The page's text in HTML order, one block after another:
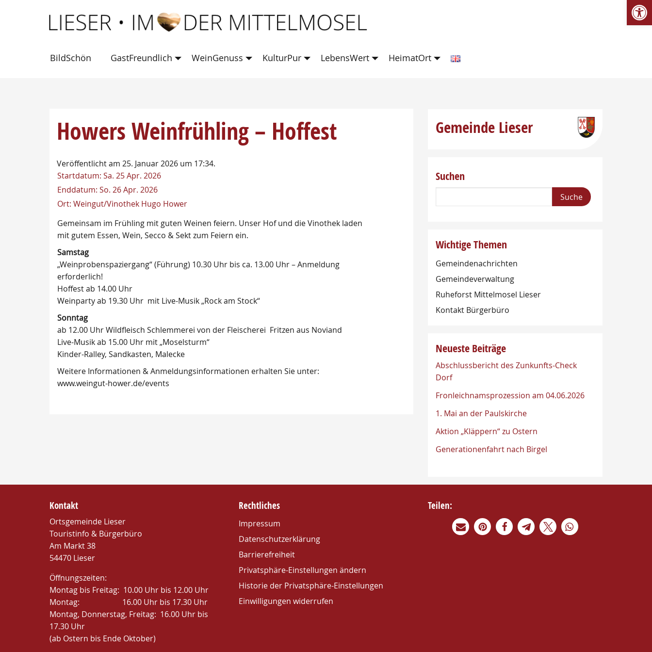
BildSchön GastFreundlich WeinGenuss KulturPur LebensWert HeimatOrt
Howers Weinfrühling – Hoffest
Veröffentlicht am 25. Januar 2026 um 17:34.
Startdatum: Sa. 25 Apr. 2026
Enddatum: So. 26 Apr. 2026
Ort: Weingut/Vinothek Hugo Hower
Gemeinsam im Frühling mit guten Weinen feiern. Unser Hof und die Vinothek laden
mit gutem Essen, Wein, Secco & Sekt zum Feiern ein.
Samstag
„Weinprobenspaziergang“ (Führung) 10.30 Uhr bis ca. 13.00 Uhr – Anmeldung
erforderlich!
Hoffest ab 14.00 Uhr
Weinparty ab 19.30 Uhr mit Live-Musik „Rock am Stock“
Sonntag
ab 12.00 Uhr Wildfleisch Schlemmerei von der Fleischerei Fritzen aus Noviand
Live-Musik ab 15.00 Uhr mit „Moselsturm“
Kinder-Ralley, Sandkasten, Malecke
Weitere Informationen & Anmeldungsinformationen erhalten Sie unter:
www.weingut-hower.de/events
Gemeinde Lieser
Suchen
Wichtige Themen
Gemeindenachrichten
Gemeindeverwaltung
Ruheforst Mittelmosel Lieser
Kontakt Bürgerbüro
Neueste Beiträge
Abschlussbericht des Zunkunfts-Check
Dorf
Fronleichnamsprozession am 04.06.2026
1. Mai an der Paulskirche
Aktion „Kläppern“ zu Ostern
Generationenfahrt nach Birgel
Kontakt
Ortsgemeinde Lieser
Touristinfo & Bürgerbüro
Am Markt 38
54470 Lieser
Öffnungszeiten:
Montag bis Freitag: 10.00 Uhr bis 12.00 Uhr
Montag: 16.00 Uhr bis 17.30 Uhr
Montag, Donnerstag, Freitag: 16.00 Uhr bis
17.30 Uhr
(ab Ostern bis Ende Oktober)
Rechtliches
Impressum
Datenschutzerklärung
Barrierefreiheit
Privatsphäre-Einstellungen ändern
Historie der Privatsphäre-Einstellungen
Einwilligungen widerrufen
Teilen: